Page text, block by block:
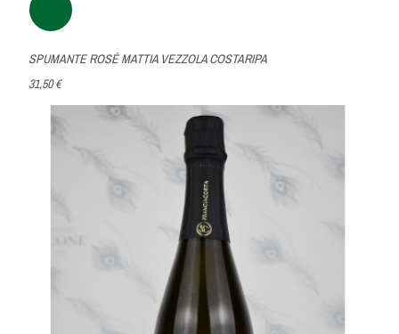
SPUMANTE ROSÉ MATTIA VEZZOLA COSTARIPA
31,50 €